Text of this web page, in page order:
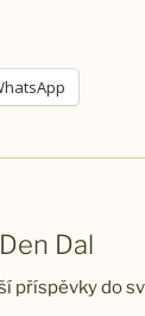
Dal
příspěvky do